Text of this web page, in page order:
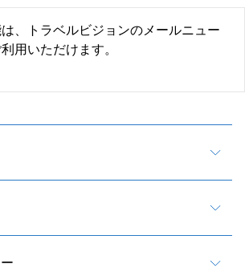
、トラベルビジョンのメールニュー
用いただけます。